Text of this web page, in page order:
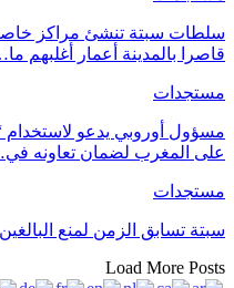
قاصرا بالمدينة أعمار أغلبهم
مستجدات
مسؤول أوروبي يدعو لاستخدام
على المغرب لضمان تعاونه
مستجدات
سبتة تسابق الزمن لمنع
Load More Posts